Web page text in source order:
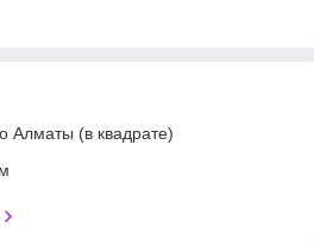
Алматы (в квадрате)